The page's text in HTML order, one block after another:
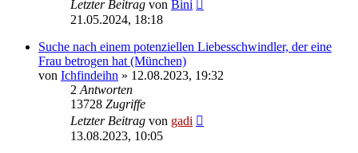
Letzter Beitrag von Bini
21.05.2024, 18:18
Suche nach einem potenziellen Liebesschwindler, der eine
Frau betrogen hat (München)
von Ichfindeihn » 12.08.2023, 19:32
2 Antworten
13728 Zugriffe
Letzter Beitrag von gadi
13.08.2023, 10:05